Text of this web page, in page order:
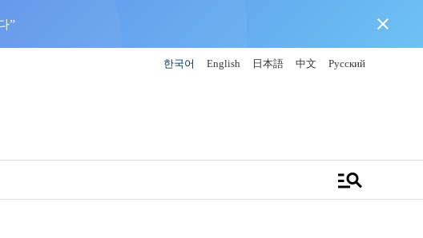
close
한국어 English 日本語 中文 Русский
manage_search